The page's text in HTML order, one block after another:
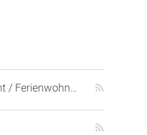
Immobilienrecht / Mietrecht / Ferienwohnungen (268)